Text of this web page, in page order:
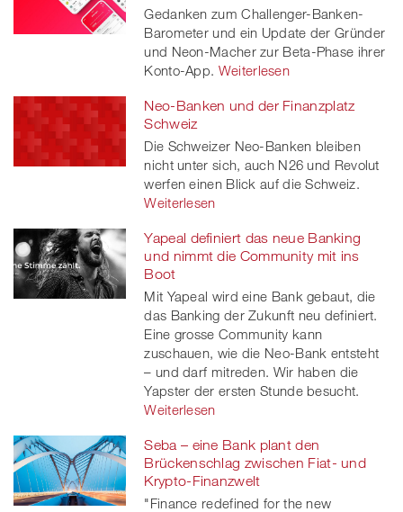
Gedanken zum Challenger-Banken-
Barometer und ein Update der Gründer
und Neon-Macher zur Beta-Phase ihrer
Konto-App. Weiterlesen
Neo-Banken und der Finanzplatz
Schweiz
Die Schweizer Neo-Banken bleiben
nicht unter sich, auch N26 und Revolut
werfen einen Blick auf die Schweiz.
Weiterlesen
Yapeal definiert das neue Banking
und nimmt die Community mit ins
Boot
Mit Yapeal wird eine Bank gebaut, die
das Banking der Zukunft neu definiert.
Eine grosse Community kann
zuschauen, wie die Neo-Bank entsteht
– und darf mitreden. Wir haben die
Yapster der ersten Stunde besucht.
Weiterlesen
Seba – eine Bank plant den
Brückenschlag zwischen Fiat- und
Krypto-Finanzwelt
"Finance redefined for the new